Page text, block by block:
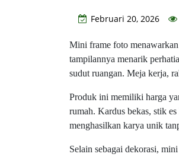
Februari 20, 2026
Mini frame foto
tampilannya menarik
sudut ruangan. Meja kerja,
Produk ini memiliki harga
rumah. Kardus bekas, stik
menghasilkan karya unik
Selain sebagai dekorasi,